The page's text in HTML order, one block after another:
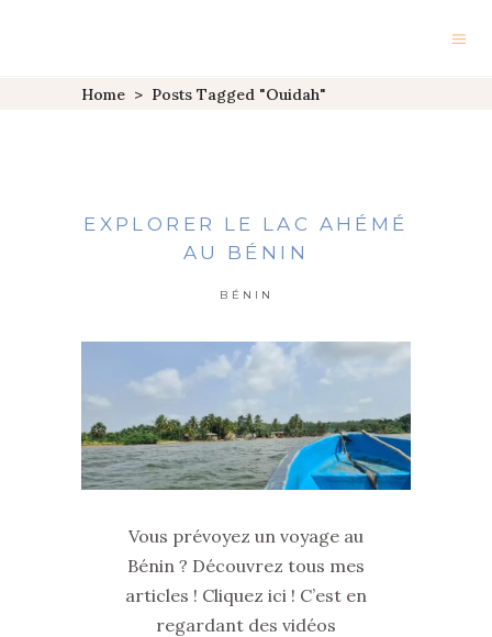
Home > Posts Tagged "Ouidah"
EXPLORER LE LAC AHÉMÉ
AU BÉNIN
BÉNIN
Vous prévoyez un voyage au
Bénin ? Découvrez tous mes
articles ! Cliquez ici ! C’est en
regardant des vidéos